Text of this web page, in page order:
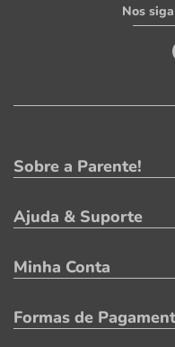
Nos
Sobre a Parente!
Ajuda & Suporte
Minha Conta
Formas de